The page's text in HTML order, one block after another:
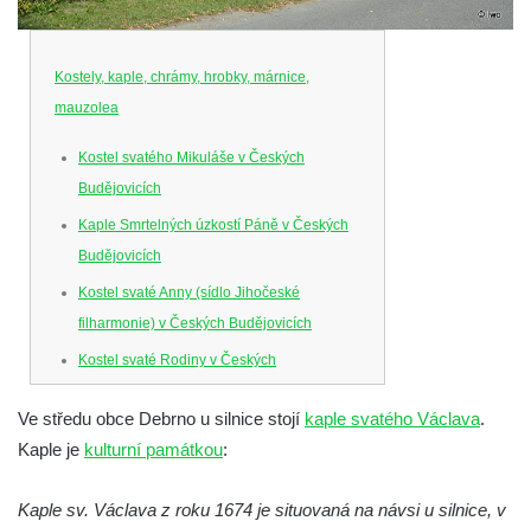
Kostely, kaple, chrámy, hrobky, márnice,
mauzolea
Kostel svatého Mikuláše v Českých
Budějovicích
Kaple Smrtelných úzkostí Páně v Českých
Budějovicích
Kostel svaté Anny (sídlo Jihočeské
filharmonie) v Českých Budějovicích
Kostel svaté Rodiny v Českých
Budějovicích
Kostel Obětování Panny Marie u kláštera
dominikánů v Českých Budějovicích
Ve středu obce Debrno u silnice stojí kaple svatého Václava.
Kaple je kulturní památkou:
Kaple sv. Václava z roku 1674 je situovaná na návsi u silnice, v